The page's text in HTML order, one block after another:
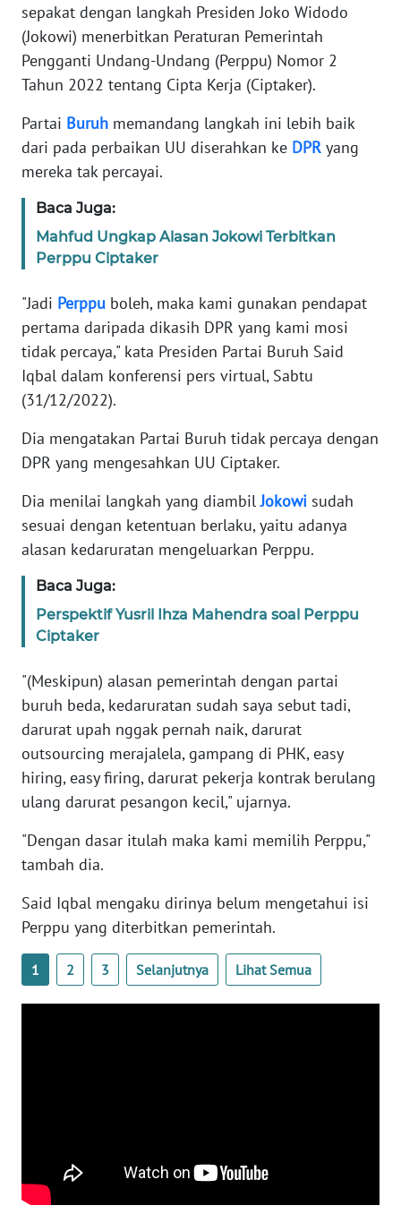
sepakat dengan langkah Presiden Joko Widodo
(Jokowi) menerbitkan Peraturan Pemerintah
Pengganti Undang-Undang (Perppu) Nomor 2
Tahun 2022 tentang Cipta Kerja (Ciptaker).
Partai Buruh memandang langkah ini lebih baik
dari pada perbaikan UU diserahkan ke DPR yang
mereka tak percayai.
Baca Juga:
Mahfud Ungkap Alasan Jokowi Terbitkan
Perppu Ciptaker
"Jadi Perppu boleh, maka kami gunakan pendapat
pertama daripada dikasih DPR yang kami mosi
tidak percaya," kata Presiden Partai Buruh Said
Iqbal dalam konferensi pers virtual, Sabtu
(31/12/2022).
Dia mengatakan Partai Buruh tidak percaya dengan
DPR yang mengesahkan UU Ciptaker.
Dia menilai langkah yang diambilJokowi sudah
sesuai dengan ketentuan berlaku, yaitu adanya
alasan kedaruratan mengeluarkan Perppu.
Baca Juga:
Perspektif Yusril Ihza Mahendra soal Perppu
Ciptaker
"(Meskipun) alasan pemerintah dengan partai
buruh beda, kedaruratan sudah saya sebut tadi,
darurat upah nggak pernah naik, darurat
outsourcing merajalela, gampang di PHK, easy
hiring, easy firing, darurat pekerja kontrak berulang
ulang darurat pesangon kecil," ujarnya.
"Dengan dasar itulah maka kami memilih Perppu,"
tambah dia.
Said Iqbal mengaku dirinya belum mengetahui isi
Perppu yang diterbitkan pemerintah.
1 2 3 Selanjutnya Lihat Semua
Informasi
INDEKS
BERITA
KONTAK
KAMI
IKLAN
TENTANG
PEDOMAN
SIBER
REDAKSI
KARIR
DISCLAIMER
Wahana
Regional
WN
SUMUT
JAKARTA
WN
JABAR
BANTEN
WN
NTT
WN
KEPRI
RIAU